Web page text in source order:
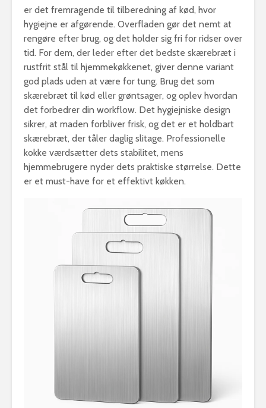
er det fremragende til tilberedning af kød, hvor
hygiejne er afgørende. Overfladen gør det nemt at
rengøre efter brug, og det holder sig fri for ridser over
tid. For dem, der leder efter det bedste skærebræt i
rustfrit stål til hjemmekøkkenet, giver denne variant
god plads uden at være for tung. Brug det som
skærebræt til kød eller grøntsager, og oplev hvordan
det forbedrer din workflow. Det hygiejniske design
sikrer, at maden forbliver frisk, og det er et holdbart
skærebræt, der tåler daglig slitage. Professionelle
kokke værdsætter dets stabilitet, mens
hjemmebrugere nyder dets praktiske størrelse. Dette
er et must-have for et effektivt køkken.